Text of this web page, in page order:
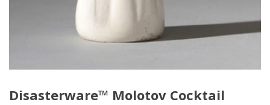
Disasterware™ Molotov Cocktail